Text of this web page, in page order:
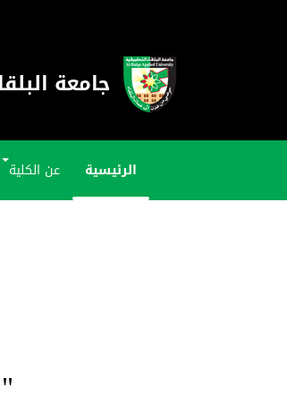
جامعة
الرئيسية عن الكلية